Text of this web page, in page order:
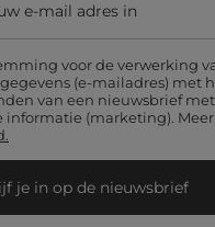
e-mail adres in
voor de verwerking
(e-mailadres) met
van een nieuwsbrief met
informatie (marketing).
je in op de nieuwsbrief